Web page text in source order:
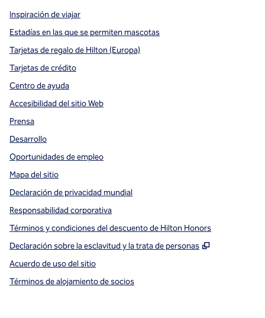
Inspiración de viajar
Estadías en las que se permiten mascotas
Tarjetas de regalo de Hilton (Europa)
Tarjetas de crédito
Centro de ayuda
Accesibilidad del sitio Web
Prensa
Desarrollo
Oportunidades de empleo
Mapa del sitio
Declaración de privacidad mundial
Responsabilidad corporativa
Términos y condiciones del descuento de Hilton Honors
Declaración sobre la esclavitud y la trata de personas
,
Acuerdo de uso del sitio
Términos de alojamiento de socios